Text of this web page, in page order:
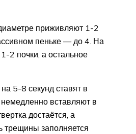
приживляют 1-2
пеньке — до 4. На
2 почки, а остальное
5-8 секунд ставят в
немедленно вставляют в
достаётся, а
трещины заполняется